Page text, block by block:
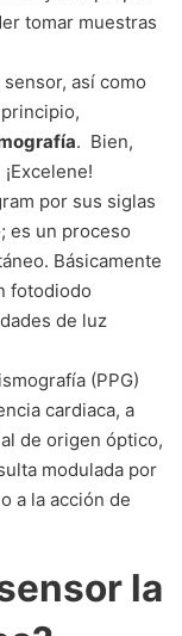
tomar muestras
así como
. Bien,
por sus siglas
es un proceso
Básicamente
fotodiodo
de luz
(PPG)
cardiaca, a
de origen óptico,
modulada por
a la acción de
la